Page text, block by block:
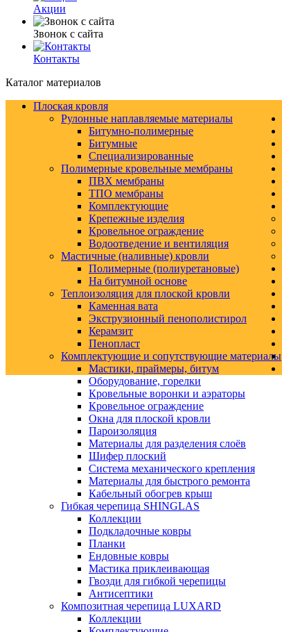
Акции
Звонок с сайта
Контакты
Каталог материалов
Плоская кровля
Рулонные наплавляемые материалы
Битумно-полимерные
Битумные
Специализированные
Полимерные кровельные мембраны
ПВХ мембраны
ТПО мембраны
Комплектующие
Крепежные изделия
Кровельное ограждение
Водоотведение и вентиляция
Мастичные (наливные) кровли
Полимерные (полиуретановые)
На битумной основе
Теплоизоляция для плоской кровли
Каменная вата
Экструзионный пенополистирол
Керамзит
Пенопласт
Комплектующие и сопутствующие материалы
Мастики, праймеры, битум
Оборудование, горелки
Кровельные воронки и аэраторы
Кровельное ограждение
Окна для плоской кровли
Пароизоляция
Материалы для разделения слоёв
Шифер плоский
Система механического крепления
Материалы для быстрого ремонта
Кабельный обогрев крыш
Гибкая черепица SHINGLAS
Коллекции
Подкладочные ковры
Планки
Ендовные ковры
Мастика приклеивающая
Гвозди для гибкой черепицы
Антисептики
Композитная черепица LUXARD
Коллекции